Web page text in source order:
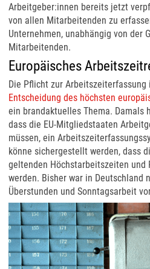
Arbeitgeber:innen bereits jetzt
von allen Mitarbeitenden zu
Unternehmen, unabhängig von der
Mitarbeitenden.
Europäisches
Die Pflicht zur
Entscheidung des höchsten
ein brandaktuelles Thema. Damals
dass die EU-Mitgliedstaaten
müssen, ein
könne sichergestellt werden, dass
geltenden Höchstarbeitszeiten und
werden. Bisher war in Deutschland
Überstunden und Sonntagsarbeit